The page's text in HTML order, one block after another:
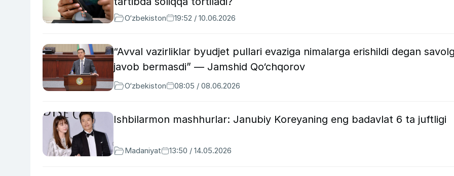
O‘zbekiston 19:52 / 10.06.2026
“Avval vazirliklar byudjet pullari evaziga nimalarga erishildi degan
javob bermasdi” — Jamshid Qo‘chqorov
O‘zbekiston 08:05 / 08.06.2026
Ishbilarmon mashhurlar: Janubiy Koreyaning eng badavlat 6 ta juftligi
Madaniyat 13:50 / 14.05.2026